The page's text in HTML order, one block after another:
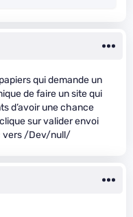
qui demande un
de faire un site qui
d’avoir une chance
sur valider envoi
vers /Dev/null/